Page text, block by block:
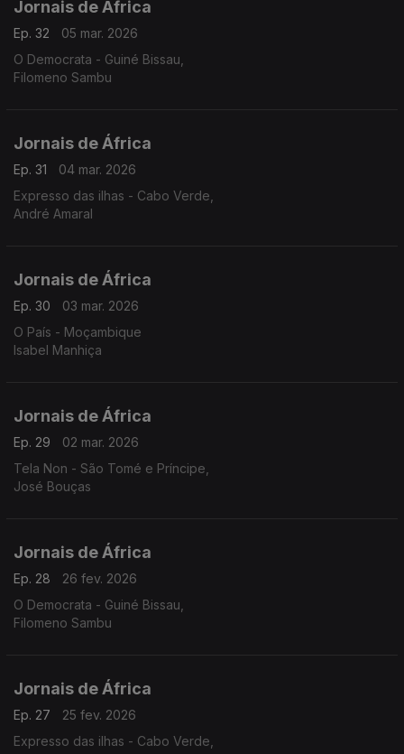
Jornais de África
Ep. 32
05 mar. 2026
O Democrata - Guiné Bissau,
Filomeno Sambu
Jornais de África
Ep. 31
04 mar. 2026
Expresso das ilhas - Cabo Verde,
André Amaral
Jornais de África
Ep. 30
03 mar. 2026
O País - Moçambique
Isabel Manhiça
Jornais de África
Ep. 29
02 mar. 2026
Tela Non - São Tomé e Príncipe,
José Bouças
Jornais de África
Ep. 28
26 fev. 2026
O Democrata - Guiné Bissau,
Filomeno Sambu
Jornais de África
Ep. 27
25 fev. 2026
Expresso das ilhas - Cabo Verde,